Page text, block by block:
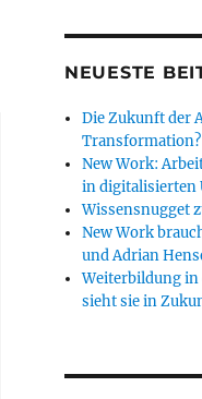
NEUESTE
Die Zukunft der
New Work:
in digitalisierten
Wissensnugget
New Work
und Adrian
Weiterbildung in
sieht sie in